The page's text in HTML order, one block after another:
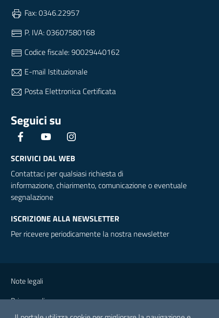
Fax: 0346.22957
P. IVA: 03607580168
Codice fiscale: 90029440162
E-mail Istituzionale
Posta Elettronica Certificata
Seguici su
Facebook YouTube
SCRIVICI DAL WEB
Contattaci per qualsiasi richiesta di
informazione, chiarimento, comunicazione o eventuale
segnalazione
ISCRIZIONE ALLA NEWSLETTER
Per ricevere periodicamente la nostra newsletter
Note legali
Privacy policy